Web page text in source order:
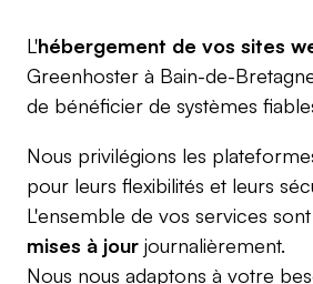
L'hébergement de vos sites
Greenhoster à Bain-de-
de bénéficier de systèmes
Nous privilégions les
pour leurs flexibilités et leurs
L'ensemble de vos services sont
mises à jour journalièrement.
Nous nous adaptons à votre